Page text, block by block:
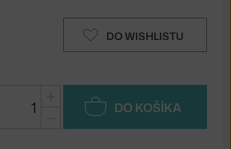
DO WISHLISTU
DO KOŠÍKA